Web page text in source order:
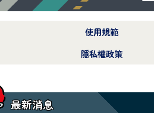
使用規範
隱私權政策
最新消息